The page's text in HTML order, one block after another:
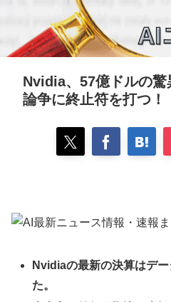
Nvidia、57億ドルの
論争に終止符を打つ！
Nvidiaの最新の決算はデ
た。